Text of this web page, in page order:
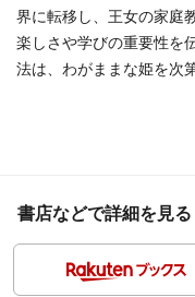
界に転移し、王女の家庭
楽しさや学びの重要性を
法は、わがままな姫を次
書店などで詳細を見る